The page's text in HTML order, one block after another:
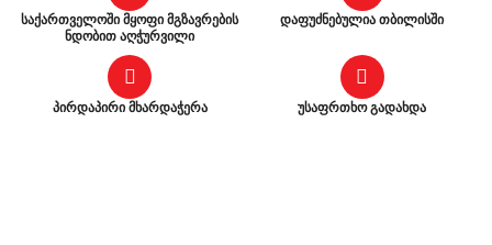
საქართველოში მყოფი მგზავრების
ნდობით აღჭურვილი
დაფუძნებულია თბილისში
პირდაპირი მხარდაჭერა უსაფრთხო გადახდა